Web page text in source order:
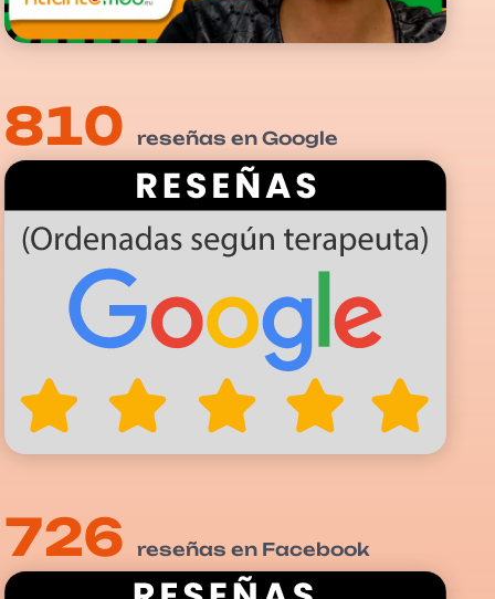
810 reseñas en Google
726 reseñas en Facebook